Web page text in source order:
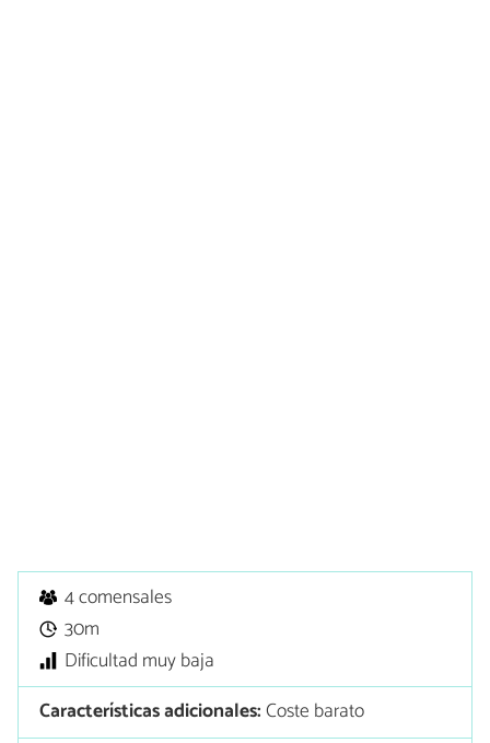
4 comensales
30m
Dificultad muy baja
Características adicionales:Coste barato